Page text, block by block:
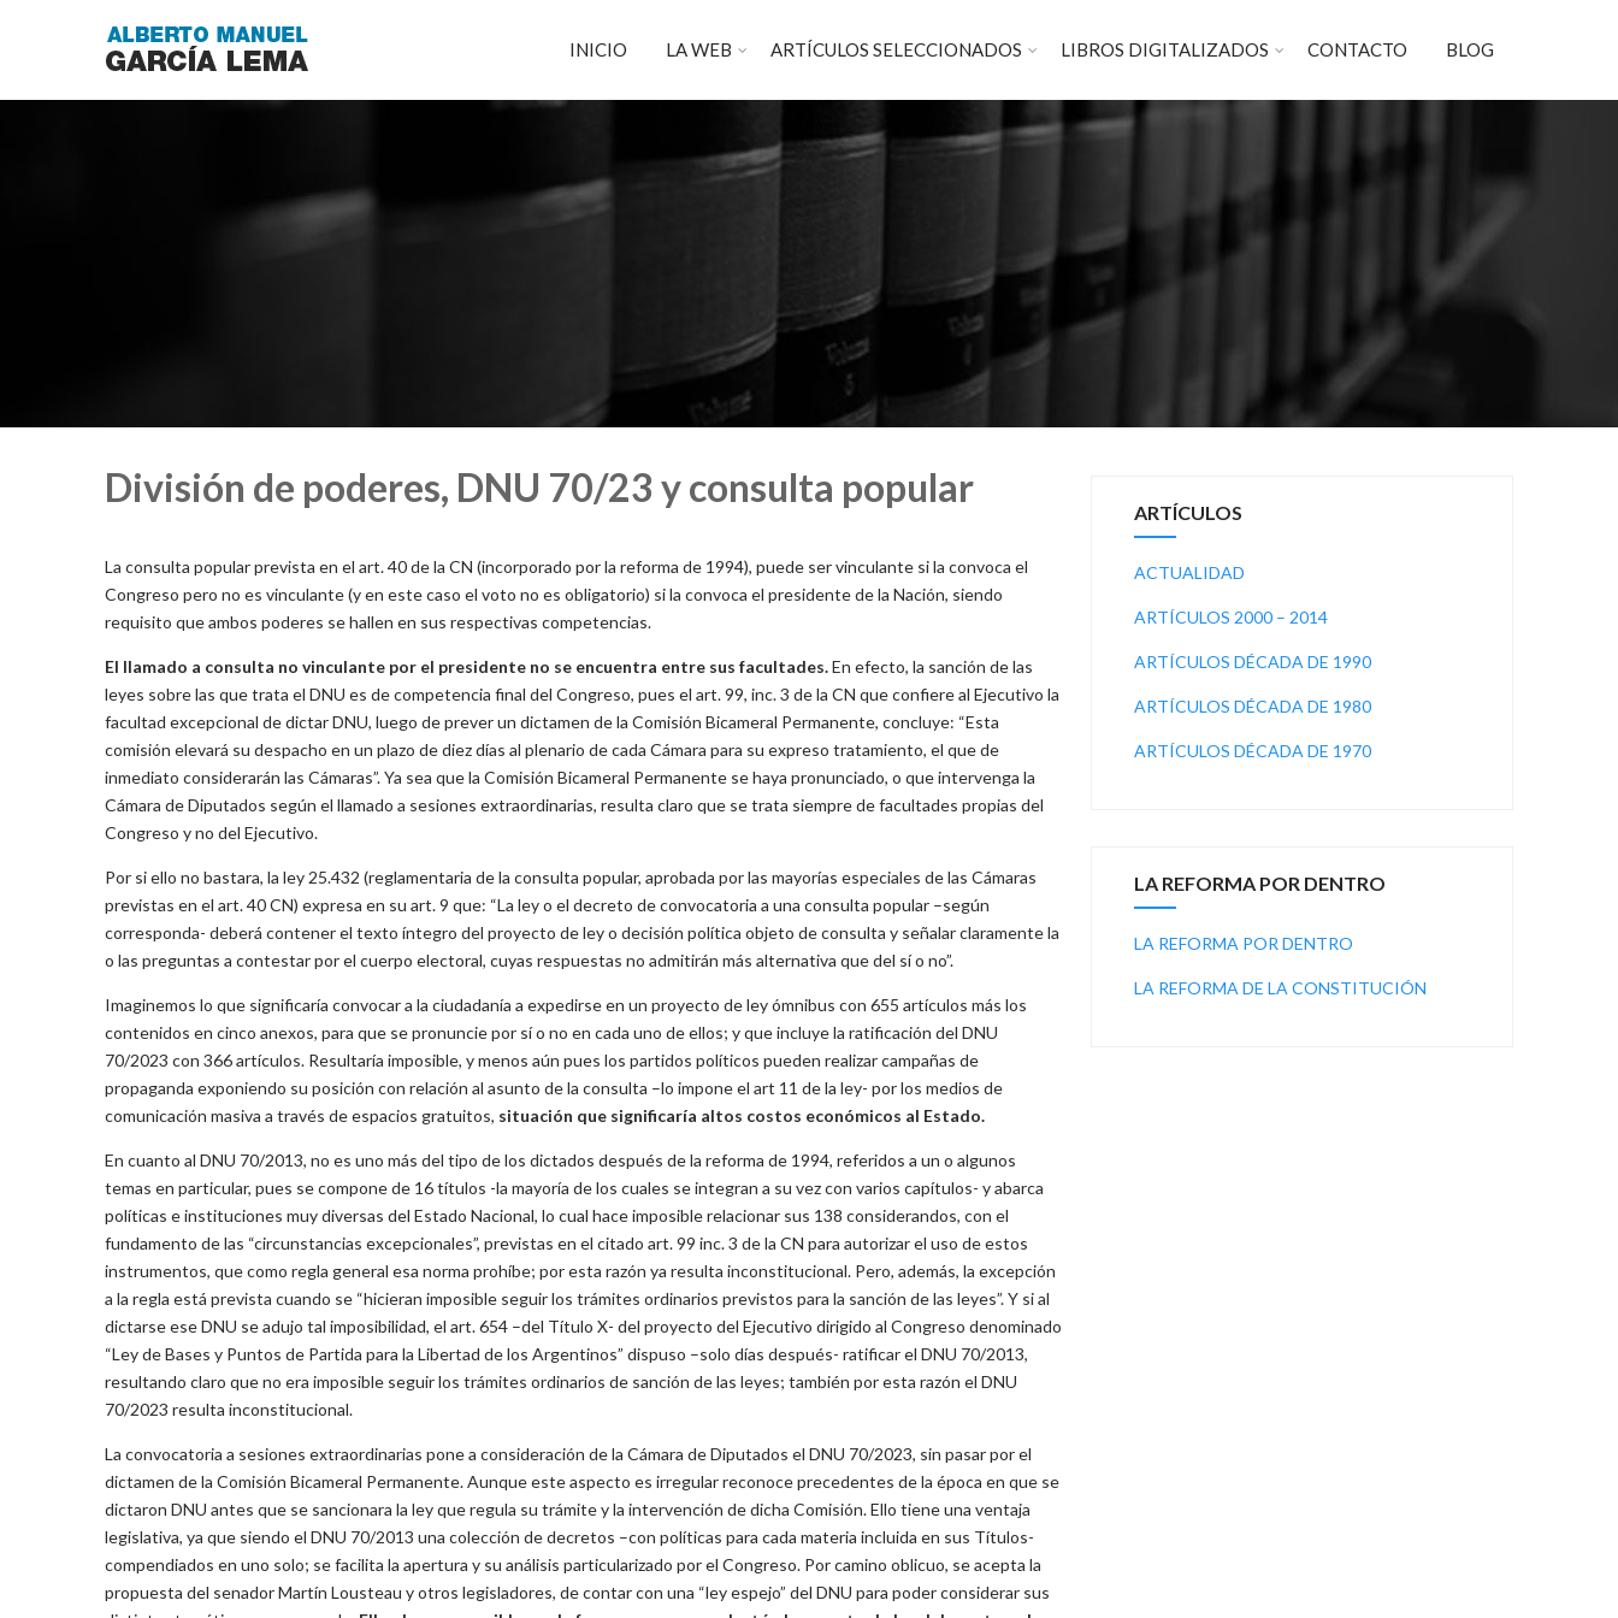
INICIO LA WEB ARTÍCULOS SELECCIONADOS LIBROS DIGITALIZADOS CONTACTO BLOG
División de poderes, DNU 70/23 y consulta popular
La consulta popular prevista en el art. 40 de la CN (incorporado por la reforma de 1994), puede ser vinculante si la convoca el
Congreso pero no es vinculante (y en este caso el voto no es obligatorio) si la convoca el presidente de la Nación, siendo
requisito que ambos poderes se hallen en sus respectivas competencias.
El llamado a consulta no vinculante por el presidente no se encuentra entre sus facultades.En efecto, la sanción de las
leyes sobre las que trata el DNU es de competencia final del Congreso, pues el art. 99, inc. 3 de la CN que confiere al Ejecutivo la
facultad excepcional de dictar DNU, luego de prever un dictamen de la Comisión Bicameral Permanente, concluye: “Esta
comisión elevará su despacho en un plazo de diez días al plenario de cada Cámara para su expreso tratamiento, el que de
inmediato considerarán las Cámaras”. Ya sea que la Comisión Bicameral Permanente se haya pronunciado, o que intervenga la
Cámara de Diputados según el llamado a sesiones extraordinarias, resulta claro que se trata siempre de facultades propias del
Congreso y no del Ejecutivo.
Por si ello no bastara, la ley 25.432 (reglamentaria de la consulta popular, aprobada por las mayorías especiales de las Cámaras
previstas en el art. 40 CN) expresa en su art. 9 que: “La ley o el decreto de convocatoria a una consulta popular –según
corresponda- deberá contener el texto íntegro del proyecto de ley o decisión política objeto de consulta y señalar claramente la
o las preguntas a contestar por el cuerpo electoral, cuyas respuestas no admitirán más alternativa que del sí o no”.
Imaginemos lo que significaría convocar a la ciudadanía a expedirse en un proyecto de ley ómnibus con 655 artículos más los
contenidos en cinco anexos, para que se pronuncie por sí o no en cada uno de ellos; y que incluye la ratificación del DNU
70/2023 con 366 artículos. Resultaría imposible, y menos aún pues los partidos políticos pueden realizar campañas de
propaganda exponiendo su posición con relación al asunto de la consulta –lo impone el art 11 de la ley- por los medios de
comunicación masiva a través de espacios gratuitos, situación que significaría altos costos económicos al Estado.
En cuanto al DNU 70/2013, no es uno más del tipo de los dictados después de la reforma de 1994, referidos a un o algunos
temas en particular, pues se compone de 16 títulos -la mayoría de los cuales se integran a su vez con varios capítulos- y abarca
políticas e instituciones muy diversas del Estado Nacional, lo cual hace imposible relacionar sus 138 considerandos, con el
fundamento de las “circunstancias excepcionales”, previstas en el citado art. 99 inc. 3 de la CN para autorizar el uso de estos
instrumentos, que como regla general esa norma prohíbe; por esta razón ya resulta inconstitucional. Pero, además, la excepción
a la regla está prevista cuando se “hicieran imposible seguir los trámites ordinarios previstos para la sanción de las leyes”. Y si al
dictarse ese DNU se adujo tal imposibilidad, el art. 654 –del Título X- del proyecto del Ejecutivo dirigido al Congreso denominado
“Ley de Bases y Puntos de Partida para la Libertad de los Argentinos” dispuso –solo días después- ratificar el DNU 70/2013,
resultando claro que no era imposible seguir los trámites ordinarios de sanción de las leyes; también por esta razón el DNU
70/2023 resulta inconstitucional.
La convocatoria a sesiones extraordinarias pone a consideración de la Cámara de Diputados el DNU 70/2023, sin pasar por el
dictamen de la Comisión Bicameral Permanente. Aunque este aspecto es irregular reconoce precedentes de la época en que se
dictaron DNU antes que se sancionara la ley que regula su trámite y la intervención de dicha Comisión. Ello tiene una ventaja
legislativa, ya que siendo el DNU 70/2013 una colección de decretos –con políticas para cada materia incluida en sus Títulos-
compendiados en uno solo; se facilita la apertura y su análisis particularizado por el Congreso. Por camino oblicuo, se acepta la
propuesta del senador Martín Lousteau y otros legisladores, de contar con una “ley espejo” del DNU para poder considerar sus
ARTÍCULOS
ACTUALIDAD
ARTÍCULOS 2000 – 2014
ARTÍCULOS DÉCADA DE 1990
ARTÍCULOS DÉCADA DE 1980
ARTÍCULOS DÉCADA DE 1970
LA REFORMA POR DENTRO
LA REFORMA POR DENTRO
LA REFORMA DE LA CONSTITUCIÓN